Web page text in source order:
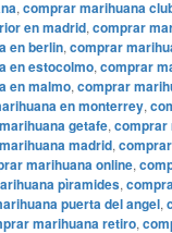
, comprar marihuana
en madrid, comprar
en berlin, comprar
en estocolmo, comprar
en malmo, comprar
en monterrey,
getafe, comprar
madrid,
marihuana online,
pìramides,
puerta del angel,
marihuana retiro,